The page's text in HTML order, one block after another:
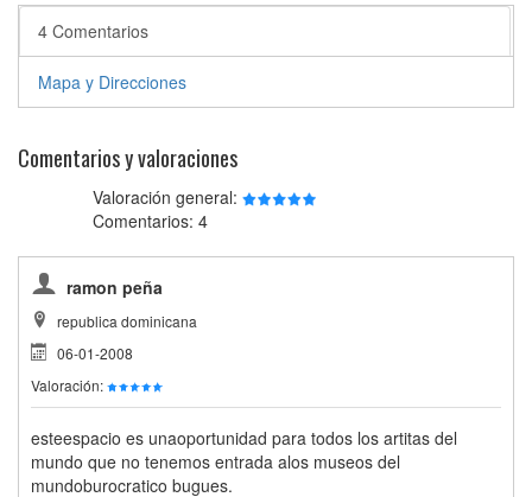
4 Comentarios
Mapa y Direcciones
Comentarios y valoraciones
Valoración general:
Comentarios: 4
ramon peña
republica dominicana
06-01-2008
Valoración:
esteespacio es unaoportunidad para todos los artitas del
mundo que no tenemos entrada alos museos del
mundoburocratico bugues.